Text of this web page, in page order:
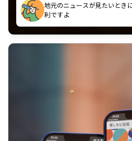
中京テレビのおもしろ番組が
れるの嬉しいポイント
いつも利用させていただいて